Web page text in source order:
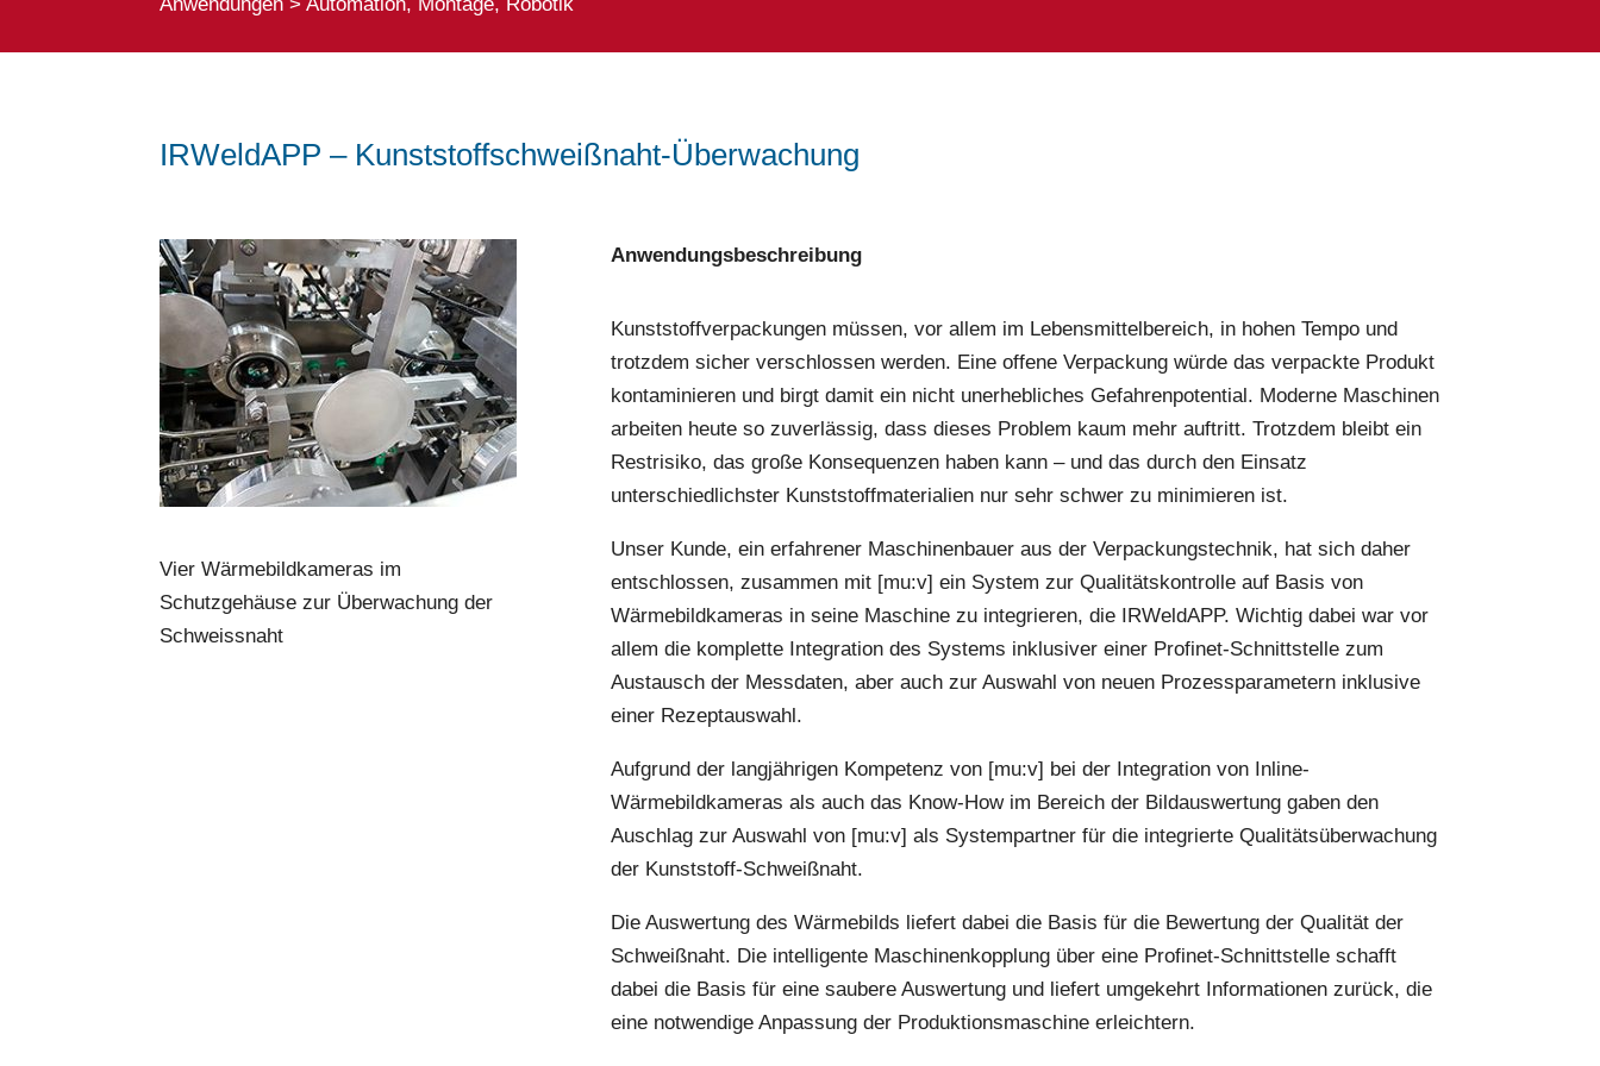
IRWeldAPP – Kunststoffschweißnaht-Überwachung
Vier Wärmebildkameras im
Schutzgehäuse zur Überwachung der
Schweissnaht
Anwendungsbeschreibung
Kunststoffverpackungen müssen, vor allem im Lebensmittelbereich, in hohen Tempo und
trotzdem sicher verschlossen werden. Eine offene Verpackung würde das verpackte Produkt
kontaminieren und birgt damit ein nicht unerhebliches Gefahrenpotential. Moderne Maschinen
arbeiten heute so zuverlässig, dass dieses Problem kaum mehr auftritt. Trotzdem bleibt ein
Restrisiko, das große Konsequenzen haben kann – und das durch den Einsatz
unterschiedlichster Kunststoffmaterialien nur sehr schwer zu minimieren ist.
Unser Kunde, ein erfahrener Maschinenbauer aus der Verpackungstechnik, hat sich daher
entschlossen, zusammen mit [mu:v] ein System zur Qualitätskontrolle auf Basis von
Wärmebildkameras in seine Maschine zu integrieren, die IRWeldAPP. Wichtig dabei war vor
allem die komplette Integration des Systems inklusiver einer Profinet-Schnittstelle zum
Austausch der Messdaten, aber auch zur Auswahl von neuen Prozessparametern inklusive
einer Rezeptauswahl.
Aufgrund der langjährigen Kompetenz von [mu:v] bei der Integration von Inline-
Wärmebildkameras als auch das Know-How im Bereich der Bildauswertung gaben den
Auschlag zur Auswahl von [mu:v] als Systempartner für die integrierte Qualitätsüberwachung
der Kunststoff-Schweißnaht.
Die Auswertung des Wärmebilds liefert dabei die Basis für die Bewertung der Qualität der
Schweißnaht. Die intelligente Maschinenkopplung über eine Profinet-Schnittstelle schafft
dabei die Basis für eine saubere Auswertung und liefert umgekehrt Informationen zurück, die
eine notwendige Anpassung der Produktionsmaschine erleichtern.